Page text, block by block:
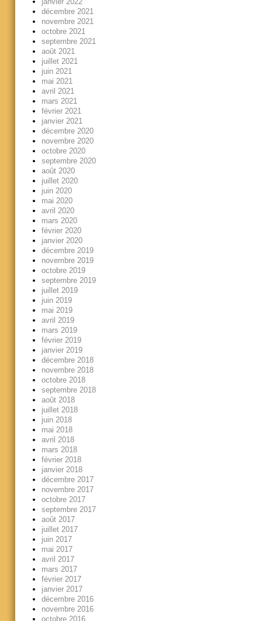
décembre 2021
novembre 2021
octobre 2021
septembre 2021
août 2021
juillet 2021
juin 2021
mai 2021
avril 2021
mars 2021
février 2021
janvier 2021
décembre 2020
novembre 2020
octobre 2020
septembre 2020
août 2020
juillet 2020
juin 2020
mai 2020
avril 2020
mars 2020
février 2020
janvier 2020
décembre 2019
novembre 2019
octobre 2019
septembre 2019
juillet 2019
juin 2019
mai 2019
avril 2019
mars 2019
février 2019
janvier 2019
décembre 2018
novembre 2018
octobre 2018
septembre 2018
août 2018
juillet 2018
juin 2018
mai 2018
avril 2018
mars 2018
février 2018
janvier 2018
décembre 2017
novembre 2017
octobre 2017
septembre 2017
août 2017
juillet 2017
juin 2017
mai 2017
avril 2017
mars 2017
février 2017
janvier 2017
décembre 2016
novembre 2016
octobre 2016